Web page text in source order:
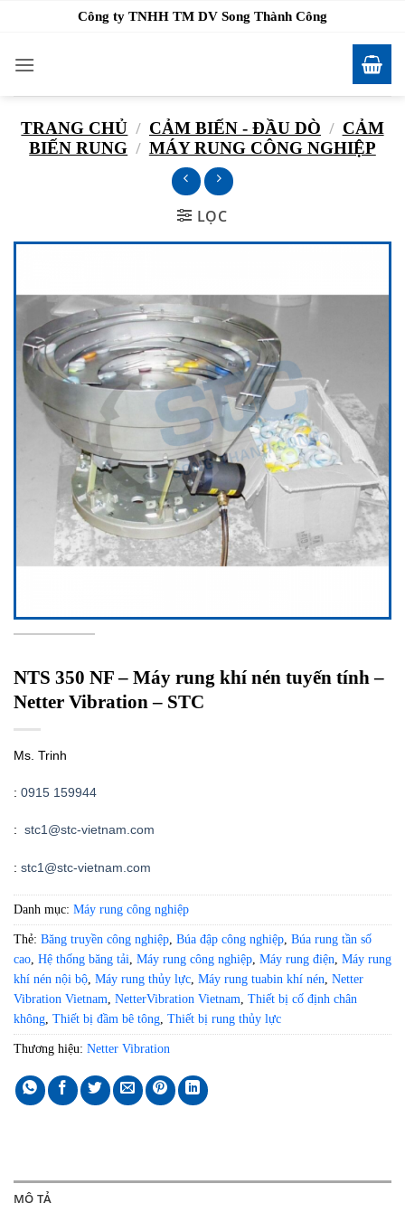
nội
dung
Công ty TNHH TM DV Song Thành Công
TRANG CHỦ / CẢM BIẾN - ĐẦU DÒ / CẢM
BIẾN RUNG / MÁY RUNG CÔNG NGHIỆP
LỌC
NTS 350 NF – Máy rung khí nén tuyến tính –
Netter Vibration – STC
Ms. Trinh
: 0915 159944
: stc1@stc-vietnam.com
: stc1@stc-vietnam.com
Danh mục: Máy rung công nghiệp
Thẻ: Băng truyền công nghiệp Búa đập công nghiệp Búa rung tần số
cao Hệ thống băng tải Máy rung công nghiệp Máy rung điện Máy rung
khí nén nội bộ Máy rung thủy lực Máy rung tuabin khí nén Netter
Vibration Vietnam NetterVibration Vietnam Thiết bị cố định chân
không Thiết bị đầm bê tông Thiết bị rung thủy lực
Thương hiệu: Netter Vibration
MÔ TẢ